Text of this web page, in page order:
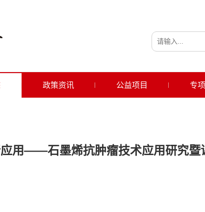
政策资讯 公益项目 专
用——石墨烯抗肿瘤技术应用研究暨